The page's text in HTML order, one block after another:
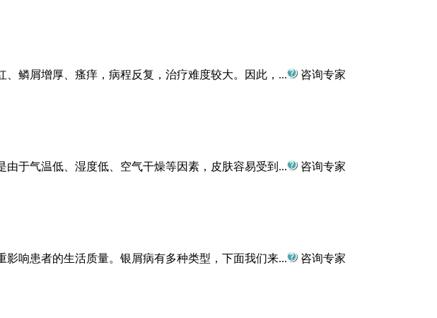
鳞屑增厚、瘙痒，病程反复，治疗难度较大。因此，... 咨询专家
于气温低、湿度低、空气干燥等因素，皮肤容易受到... 咨询专家
响患者的生活质量。银屑病有多种类型，下面我们来... 咨询专家